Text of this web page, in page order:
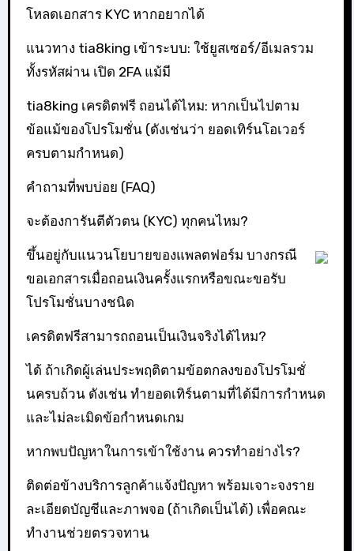
โหลดเอกสาร KYC หากอยากได้
แนวทาง tia8king เข้าระบบ: ใช้ยูสเซอร์/อีเมลรวม
ทั้งรหัสผ่าน เปิด 2FA แม้มี
tia8king เครดิตฟรี ถอนได้ไหม: หากเป็นไปตาม
ข้อแม้ของโปรโมชั่น (ดังเช่นว่า ยอดเทิร์นโอเวอร์
ครบตามกำหนด)
คำถามที่พบบ่อย (FAQ)
จะต้องการันตีตัวตน (KYC) ทุกคนไหม?
ขึ้นอยู่กับแนวนโยบายของแพลตฟอร์ม บางกรณี
ขอเอกสารเมื่อถอนเงินครั้งแรกหรือขณะขอรับ
โปรโมชั่นบางชนิด
เครดิตฟรีสามารถถอนเป็นเงินจริงได้ไหม?
ได้ ถ้าเกิดผู้เล่นประพฤติตามข้อตกลงของโปรโมชั่
นครบถ้วน ดังเช่น ทำยอดเทิร์นตามที่ได้มีการกำหนด
และไม่ละเมิดข้อกำหนดเกม
หากพบปัญหาในการเข้าใช้งาน ควรทำอย่างไร?
ติดต่อข้างบริการลูกค้าแจ้งปัญหา พร้อมเจาะจงราย
ละเอียดบัญชีและภาพจอ (ถ้าเกิดเป็นได้) เพื่อคณะ
ทำงานช่วยตรวจทาน